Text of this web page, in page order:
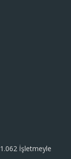
İşletmeyle